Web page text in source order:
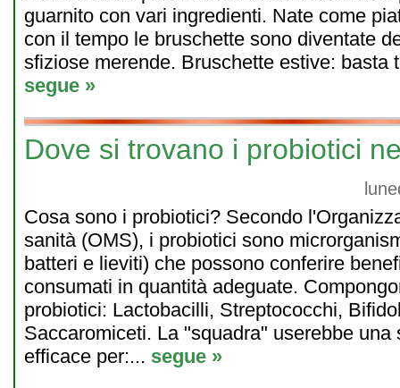
guarnito con vari ingredienti. Nate come
con il tempo le bruschette sono diventate
sfiziose merende. Bruschette estive: basta
segue »
Dove si trovano i probiotici
Cosa sono i probiotici? Secondo
sanità (OMS), i probiotici sono
batteri e lieviti) che possono conferire
consumati in quantità adeguate.
probiotici: Lactobacilli, Streptococchi,
Saccaromiceti. La "squadra" userebbe una
efficace per:... segue »